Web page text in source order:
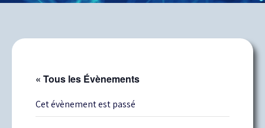
« Tous les Évènements
Cet évènement est passé